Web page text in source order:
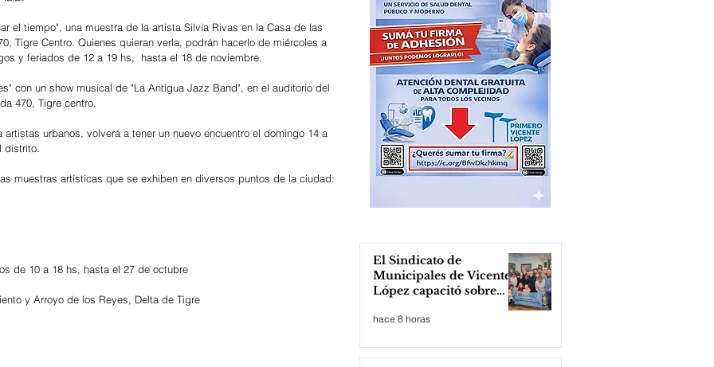
el tiempo", una muestra de la artista Silvia Rivas en la Casa de las
Tigre Centro. Quienes quieran verla, podrán hacerlo de miércoles a
y feriados de 12 a 19 hs,  hasta el 18 de noviembre.
con un show musical de "La Antigua Jazz Band", en el auditorio del
470, Tigre centro.
urbanos, volverá a tener un nuevo encuentro el domingo 14 a
distrito.
muestras artísticas que se exhiben en diversos puntos de la ciudad:
de 10 a 18 hs, hasta el 27 de octubre
y Arroyo de los Reyes, Delta de Tigre
El Sindicato de
Municipales de Vicente
López capacitó sobre
hace 8 horas